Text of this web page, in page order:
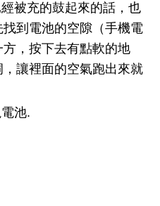
充的鼓起來的話，也
到電池的空隙（手機電
，按下去有點軟的地
讓裡面的空氣跑出來就
池.